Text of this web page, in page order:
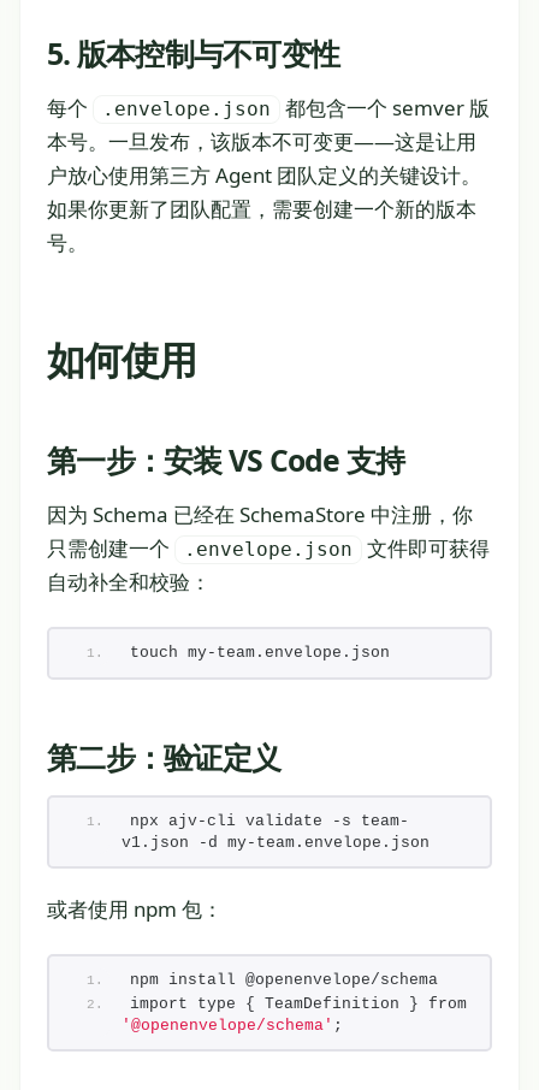
5. 版本控制与不可变性
每个 .envelope.json
都包含一个 semver 版
本号。一旦发布，该版本不可变更——这是让用
户放心使用第三方 Agent 团队定义的关键设计。
如果你更新了团队配置，需要创建一个新的版本
号。
如何使用
第一步：安装 VS Code 支持
因为 Schema 已经在 SchemaStore 中注册，你
只需创建一个
.envelope.json
文件即可获得
自动补全和校验：
touch my-team.envelope.json
第二步：验证定义
npx ajv-cli validate -s team-
v1.json -d my-team.envelope.json
或者使用 npm 包：
npm install @openenvelope/schema
'@openenvelope/schema' ;